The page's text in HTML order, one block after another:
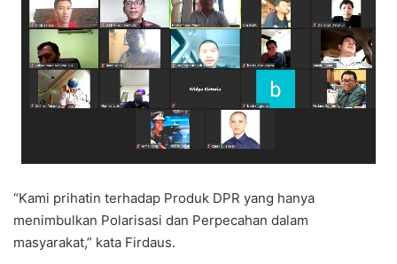
“Kami prihatin terhadap Produk DPR yang hanya
menimbulkan Polarisasi dan Perpecahan dalam
masyarakat,” kata Firdaus.